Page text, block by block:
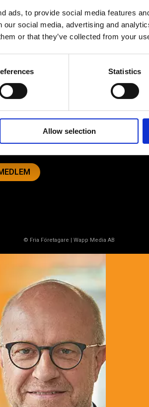
ads, to provide social media features
our social media, advertising and
or that they’ve collected from your
Statistics
Allow selection
späckat med
medlemstjänster och
och mycket mer. Vi fokuserar på
och små företag med företagaren i
är själva småföretagare och vet hur
ser ut.
© Fria Företagare | Wapp Media AB